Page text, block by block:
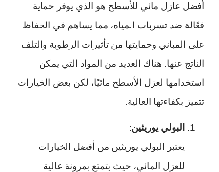
أفضل عازل مائي للأسطح هو الذي يوفر حماية
فعّالة ضد تسربات المياه، مما يساهم في الحفاظ
على المباني وحمايتها من تأثيرات الرطوبة والتلف
الناتج عنها. هناك العديد من المواد التي يمكن
استخدامها لعزل الأسطح مائيًا، لكن بعض الخيارات
تتميز بكفاءتها العالية.
البولي يوريثين:
يعتبر البولي يوريثين من أفضل الخيارات
للعزل المائي، حيث يتمتع بمرونة عالية